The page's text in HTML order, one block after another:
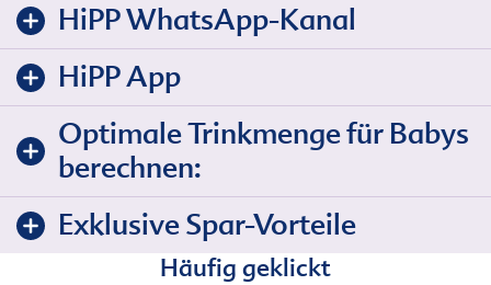
HiPP WhatsApp-Kanal
HiPP App
Optimale Trinkmenge für Babys
berechnen:
Exklusive Spar-Vorteile
Häufig geklickt